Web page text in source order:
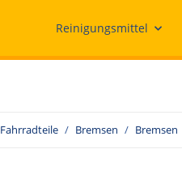
Reinigungsmittel
Fahrradteile Bremsen Bremsen